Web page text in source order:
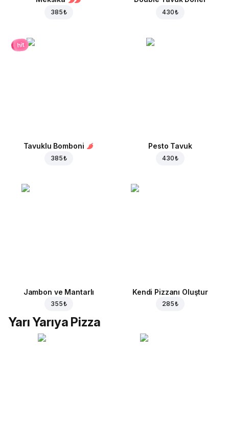
385 ₺ 430 ₺
hit
Tavuklu Bomboni
385 ₺
Pesto Tavuk
430 ₺
Jambon ve Mantarlı
355 ₺
Kendi Pizzanı Oluştur
285 ₺
Yarı Yarıya Pizza